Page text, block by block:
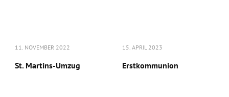
11. NOVEMBER 2022
St. Martins-Umzug
15. APRIL 2023
Erstkommunion